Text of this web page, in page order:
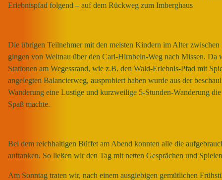
Erlebnispfad folgend – auf dem Rückweg zum Imberghaus
Die übrigen Teilnehmer mit den meisten Kindern im Alter zwischen
gingen von Weitnau über den Carl-Hirnbein-Weg nach Missen. Da
Stationen am Wegessrand, wie z.B. den Wald-Erlebnis-Pfad mit
angelegten Balancierweg, ausprobiert haben wurde aus der
Wanderung eine Lustige und kurzweilige 5-Stunden-Wanderung
Spaß machte.
Bei dem reichhaltigen Büffet am Abend konnten alle die
auftanken. So ließen wir den Tag mit netten Gesprächen und
Am Sonntag traten wir, nach einem ausgiebigen gemütlichen